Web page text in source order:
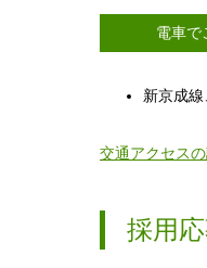
電車で
新京成
交通アクセス
採用